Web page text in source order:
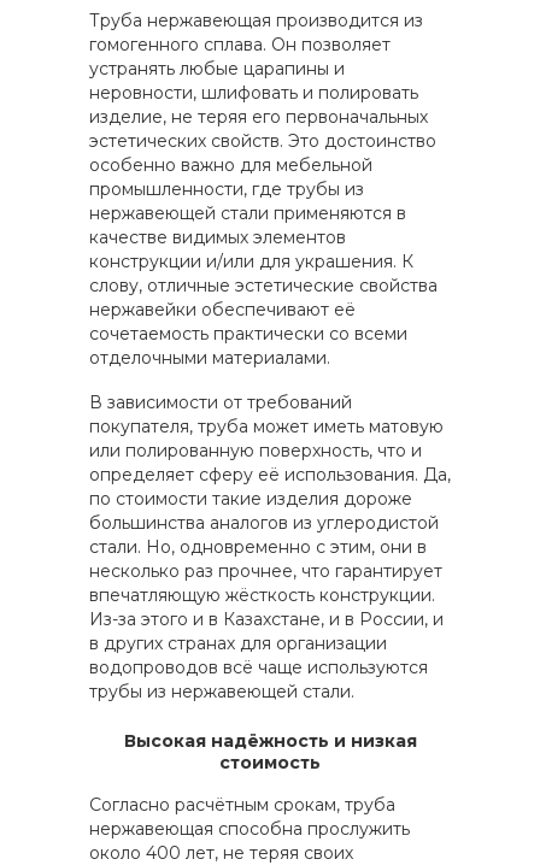
Труба нержавеющая производится из
гомогенного сплава. Он позволяет
устранять любые царапины и
неровности, шлифовать и полировать
изделие, не теряя его первоначальных
эстетических свойств. Это достоинство
особенно важно для мебельной
промышленности, где трубы из
нержавеющей стали применяются в
качестве видимых элементов
конструкции и/или для украшения. К
слову, отличные эстетические свойства
нержавейки обеспечивают её
сочетаемость практически со всеми
отделочными материалами.
В зависимости от требований
покупателя, труба может иметь матовую
или полированную поверхность, что и
определяет сферу её использования. Да,
по стоимости такие изделия дороже
большинства аналогов из углеродистой
стали. Но, одновременно с этим, они в
несколько раз прочнее, что гарантирует
впечатляющую жёсткость конструкции.
Из-за этого и в Казахстане, и в России, и
в других странах для организации
водопроводов всё чаще используются
трубы из нержавеющей стали.
Высокая надёжность и низкая
стоимость
Согласно расчётным срокам, труба
нержавеющая способна прослужить
около 400 лет, не теряя своих